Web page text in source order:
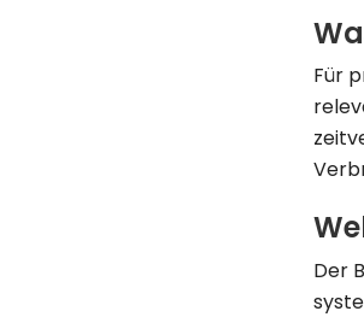
Für
Der